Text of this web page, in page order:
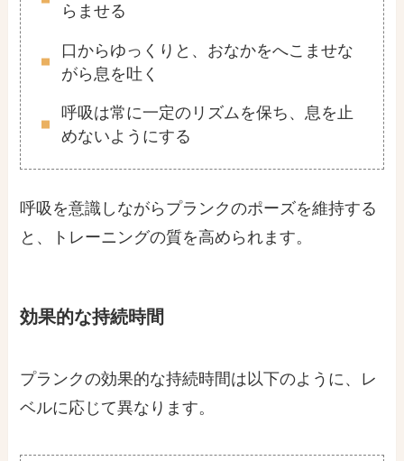
らませる
口からゆっくりと、おなかをへこませな
がら息を吐く
呼吸は常に一定のリズムを保ち、息を止
めないようにする
呼吸を意識しながらプランクのポーズを維持する
と、トレーニングの質を高められます。
効果的な持続時間
プランクの効果的な持続時間は以下のように、レ
ベルに応じて異なります。